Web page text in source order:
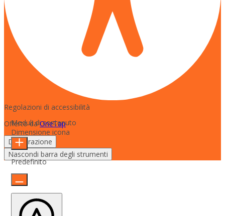
Regolazioni di accessibilità
Offerto daOneTap
Dichiarazione
Nascondi barra degli strumenti
Moduli di contenuto
Dimensione icona
Predefinito